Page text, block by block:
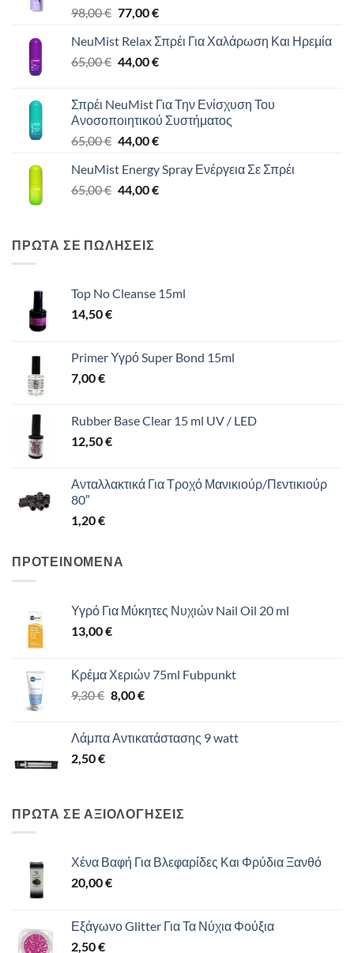
επιλεγούν
στη
προϊόντος
98,00€ Original
was:
98,00 €.
77,00€Η
τιμή
είναι:
NeuMist Relax Σπρέι Για Χαλάρωση Και Ηρεμία
65,00€ Original
65,00 €.
44,00€Η
είναι:
44,00 €.
Σπρέι NeuMist Για Την Ενίσχυση Του
Ανοσοποιητικού Συστήματος
65,00€ Original
was:
65,00 €.
44,00€Η
τιμή
είναι:
NeuMist Energy Spray Ενέργεια Σε Σπρέι
65,00€ Original
65,00 €.
44,00€Η
ΠΡΩΤΑ ΣΕ ΠΩΛΗΣΕΙΣ
Top No Cleanse 15ml
14,50€
Primer Υγρό Super Bond 15ml
7,00€
Rubber Base Clear 15 ml UV / LED
12,50€
Ανταλλακτικά Για Τροχό Μανικιούρ/Πεντικιούρ
80″
1,20€
ΠΡΟΤΕΙΝΟΜΕΝΑ
Υγρό Για Μύκητες Νυχιών Nail Oil 20 ml
13,00€
Κρέμα Χεριών 75ml Fubpunkt
9,30€ Original
9,30 €.
8,00€Η
είναι:
Λάμπα Αντικατάστασης 9 watt
2,50€
ΠΡΩΤΑ ΣΕ ΑΞΙΟΛΟΓΗΣΕΙΣ
Χένα Βαφή Για Βλεφαρίδες Και Φρύδια Ξανθό
20,00€
Εξάγωνο Glitter Για Τα Νύχια Φούξια
2,50€